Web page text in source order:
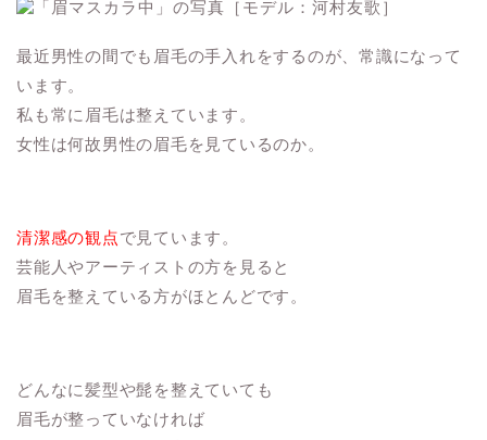
最近男性の間でも眉毛の手入れをするのが、常識になって
います。
私も常に眉毛は整えています。
女性は何故男性の眉毛を見ているのか。
清潔感の観点で見ています。
芸能人やアーティストの方を見ると
眉毛を整えている方がほとんどです。
どんなに髪型や髭を整えていても
眉毛が整っていなければ